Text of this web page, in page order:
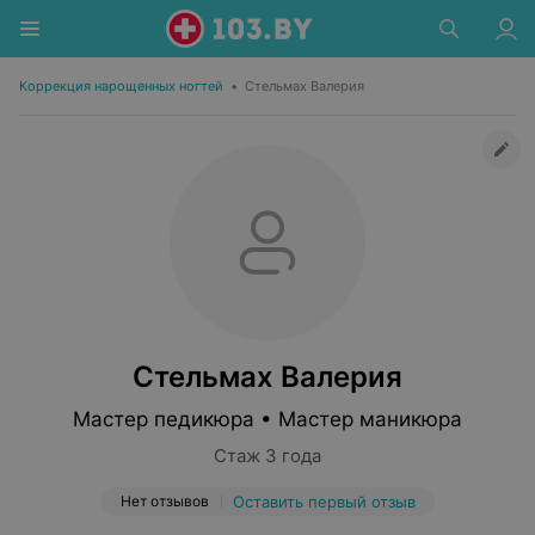
Коррекция нарощенных ногтей • Стельмах Валерия
Стельмах Валерия
Мастер педикюра • Мастер маникюра
Стаж 3 года
Нет отзывов Оставить первый отзыв